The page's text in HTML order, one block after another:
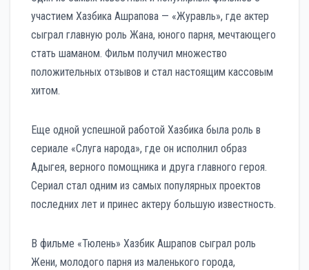
участием Хазбика Ашрапова — «Журавль», где актер
сыграл главную роль Жана, юного парня, мечтающего
стать шаманом. Фильм получил множество
положительных отзывов и стал настоящим кассовым
хитом.
Еще одной успешной работой Хазбика была роль в
сериале «Слуга народа», где он исполнил образ
Адыгея, верного помощника и друга главного героя.
Сериал стал одним из самых популярных проектов
последних лет и принес актеру большую известность.
В фильме «Тюлень» Хазбик Ашрапов сыграл роль
Жени, молодого парня из маленького города,